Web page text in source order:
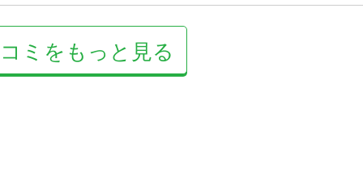
ミをもっと見る